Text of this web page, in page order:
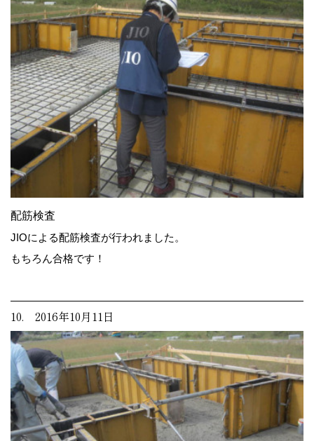
配筋検査
JIOによる配筋検査が行われました。
もちろん合格です！
10. 2016年10月11日